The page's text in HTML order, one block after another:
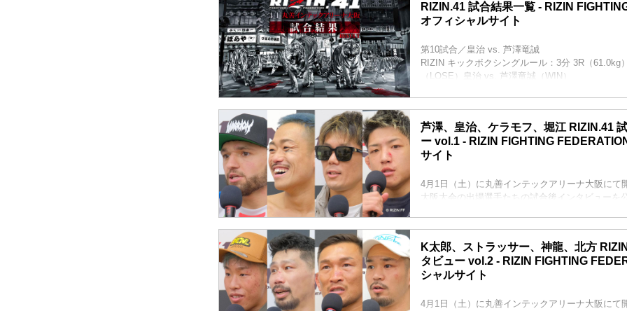
RIZIN.41 試合結果一覧 - RIZIN
オフィシャルサイト
第10試合／皇治 vs. 芦澤竜誠
RIZIN キックボクシングルール：3分 3R（61.0kg）
（LOSE）皇治 vs. 芦澤竜誠（WIN）
RIZIN MMAルール：5分 3R（66.0kg）
（WIN）ヴガール・ケラモフ vs. 堀江圭功（
2R 3分21秒 SUB（タップアウト：リアネイキッド
第8試合／ストラッサー起一 vs. 中村K太郎
RIZIN ...
芦澤、皇治、ケラモフ、堀江 RIZIN.41
ー vol.1 - RIZIN FIGHTING
サイト
4月1日（土）に丸善インテックアリーナ大阪にて
大阪大会の出場選手たちの試合後インタビューを
ーー試合後の率直な感想をお聞かせいただけます
芦澤 嬉しい！死ぬほど嬉しい！それくらいやった
っすね、やっぱ。練習しなくて勝つ試合って、な
の勝ちにつながったと思...
K太郎、ストラッサー、神龍、北方
タビュー vol.2 - RIZIN FIGHTING
シャルサイト
4月1日（土）に丸善インテックアリーナ大阪にて